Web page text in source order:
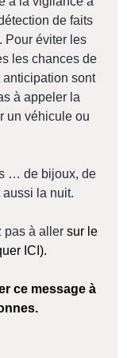
de faits
Pour éviter les
les chances de
sont
à appeler la
un véhicule ou
… de bijoux, de
la nuit.
pas à aller sur le
ICI).
ce message à